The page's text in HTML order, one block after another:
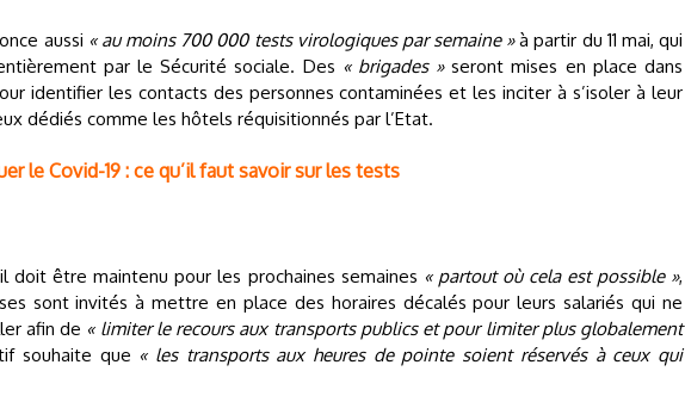
aussi « au moins 700 000 tests virologiques par semaine »à partir du 11 mai, qui
par le Sécurité sociale. Des « brigades »seront mises en place dans
identifier les contacts des personnes contaminées et les inciter à s’isoler à leur
dédiés comme les hôtels réquisitionnés par l’Etat.
le Covid-19 : ce qu’il faut savoir sur les tests
doit être maintenu pour les prochaines semaines « partout où cela est possible »,
sont invités à mettre en place des horaires décalés pour leurs salariés qui ne
afin de « limiter le recours aux transports publics et pour limiter plus globalement
souhaite que « les transports aux heures de pointe soient réservés à ceux qui